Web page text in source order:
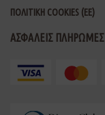
ΠΟΛΙΤΙΚΗ COOKIES (ΕΕ)
ΑΣΦΑΛΕΙΣ ΠΛΗΡΩΜΕΣ